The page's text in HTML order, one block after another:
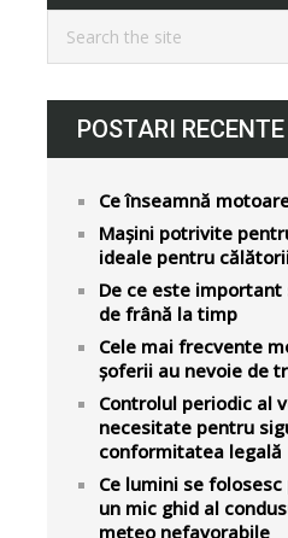
POSTARI RECENTE
Ce înseamnă
Mașini potrivite
ideale pentru
De ce este
de frână la timp
Cele mai frecvente
șoferii au nevoie de
Controlul periodic al
necesitate pentru
conformitatea legală
Ce lumini se
un mic ghid al
meteo nefavorabile